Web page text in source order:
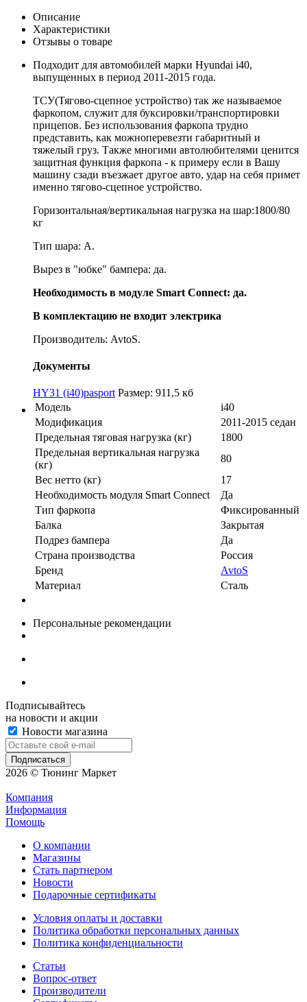
Описание
Характеристики
Отзывы о товаре
Подходит для автомобилей марки Hyundai i40,
выпущенных в период 2011-2015 года.
ТСУ(Тягово-сцепное устройство) так же называемое
фаркопом, служит для буксировки/транспортировки
прицепов. Без использования фаркопа трудно
представить, как можноперевезти габаритный и
тяжелый груз. Также многими автолюбителями ценится
защитная функция фаркопа - к примеру если в Вашу
машину сзади въезжает другое авто, удар на себя примет
именно тягово-сцепное устройство.
Горизонтальная/вертикальная нагрузка на шар:1800/80
кг
Тип шара: A.
Вырез в "юбке" бампера: да.
Необходимость в модуле Smart Connect: да.
В комплектацию не входит электрика
Производитель: AvtoS.
Документы
HY31 (i40)pasport Размер: 911,5 кб
Модель
i40
Модификация
2011-2015 седан
Предельная тяговая нагрузка (кг)
1800
Предельная вертикальная нагрузка
(кг)
80
Вес нетто (кг)
17
Необходимость модуля Smart Connect
Да
Тип фаркопа
Фиксированный
Балка
Закрытая
Подрез бампера
Да
Страна производства
Россия
Бренд
AvtoS
Материал
Сталь
Персональные рекомендации
Подписывайтесь
на новости и акции
Новости магазина
2026 © Тюнинг Маркет
Компания
Информация
Помощь
О компании
Магазины
Стать партнером
Новости
Подарочные сертификаты
Условия оплаты и доставки
Политика обработки персональных данных
Политика конфиденциальности
Статьи
Вопрос-ответ
Производители